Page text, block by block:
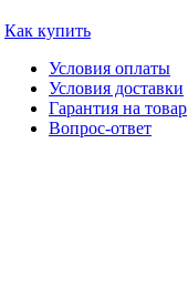
Как купить
Условия оплаты
Условия доставки
Гарантия на товар
Вопрос-ответ